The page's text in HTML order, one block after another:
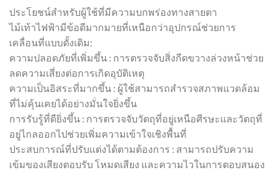
ประโยชน์สำหรับผู้ใช้ที่มีความบกพร่องทางสายตา
ไม้เท้าไฟฟ้ามีข้อดีมากมายที่เหนือกว่าอุปกรณ์ช่วยการ
เคลื่อนที่แบบดั้งเดิม:
ความปลอดภัยที่เพิ่มขึ้น : การตรวจจับสิ่งกีดขวางล่วงหน้าช่วย
ลดความเสี่ยงต่อการเกิดอุบัติเหตุ
ความเป็นอิสระที่มากขึ้น : ผู้ใช้สามารถสำรวจสภาพแวดล้อม
ที่ไม่คุ้นเคยได้อย่างมั่นใจยิ่งขึ้น
การรับรู้ที่ดียิ่งขึ้น : การตรวจจับวัตถุที่อยู่เหนือศีรษะและวัตถุที่
อยู่ไกลออกไปช่วยเพิ่มความเข้าใจเชิงพื้นที่
ประสบการณ์ที่ปรับแต่งได้ตามต้องการ : สามารถปรับความ
เข้มของเสียงตอบรับ โหมดเสียง และความไวในการตอบสนอง